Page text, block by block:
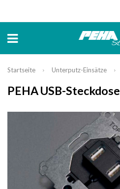
Startseite Unterputz-Einsätze
PEHA USB-Steckdose